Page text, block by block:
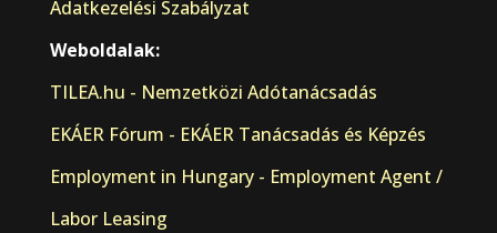
Adatkezelési Szabályzat
Weboldalak:
TILEA.hu - Nemzetközi Adótanácsadás
EKÁER Fórum - EKÁER Tanácsadás és Képzés
Employment in Hungary - Employment Agent /
Labor Leasing